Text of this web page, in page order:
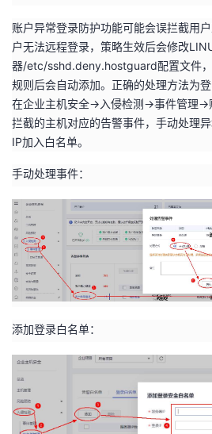
账户异常登录防护功能可能会误拦截用
户无法远程登录，策略生效后会修改
器/etc/sshd.deny.hostguard配置文件
规则后会自动添加。正确的处理方法为登
在企业主机安全->入侵检测->事件管理-
拦截的主机对应的告警事件，手动处理
IP加入白名单。
手动处理事件：
添加登录白名单：